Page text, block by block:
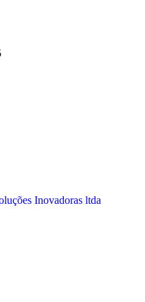
Inovadoras ltda